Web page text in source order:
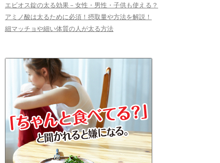
エビオス錠の太る効果 – 女性・男性・子供も使える？
アミノ酸は太るために必須！摂取量や方法を解説！
細マッチョや細い体質の人が太る方法